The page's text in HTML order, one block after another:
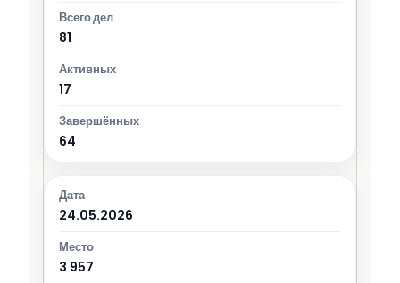
81
17
64
24.05.2026
3 957